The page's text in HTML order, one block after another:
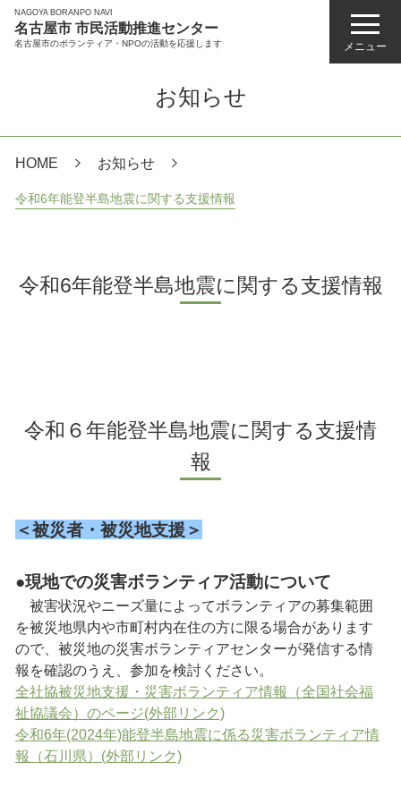
NAGOYA BORANPO NAVI
名古屋市 市民活動推進センター
名古屋市のボランティア・NPOの活動を応援します メニュー
お知らせ
HOME お知らせ
令和6年能登半島地震に関する支援情報
令和6年能登半島地震に関する支援情報
令和６年能登半島地震に関する支援情
報
＜被災者・被災地支援＞
●現地での災害ボランティア活動について
被害状況やニーズ量によってボランティアの募集範囲
を被災地県内や市町村内在住の方に限る場合があります
ので、被災地の災害ボランティアセンターが発信する情
報を確認のうえ、参加を検討ください。
全社協被災地支援・災害ボランティア情報（全国社会福
祉協議会）のページ(外部リンク)
令和6年(2024年)能登半島地震に係る災害ボランティア情
報（石川県）(外部リンク)